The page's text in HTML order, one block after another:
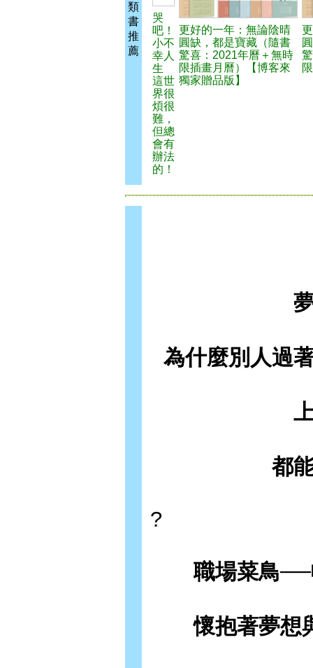
類
書
推
薦
哭
吧！
小不
幸人
生
這世
界很
煩很
難，
但總
會有
辦法
的！
更好的一年：無論陰晴
圓缺，都是寶藏（隨書
驚喜：2021年曆＋無時
限插畫月曆）【博客來
獨家贈品版】
為什麼別人過
都
?
職場菜鳥──
懷抱著夢想與